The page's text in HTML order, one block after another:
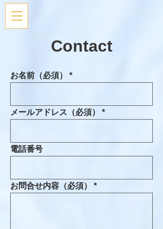
Contact
お名前（必須）
メールアドレス（必須）
電話番号
お問合せ内容（必須）